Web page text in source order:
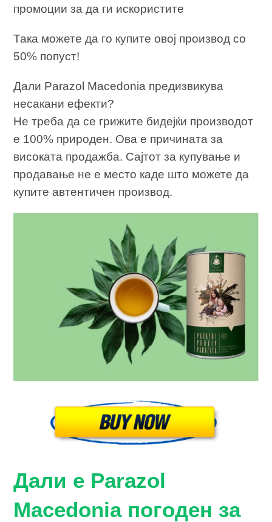
промоции за да ги искористите
Така можете да го купите овој производ со
50% попуст!
Дали Parazol Macedonia предизвикува
несакани ефекти?
Не треба да се грижите бидејќи производот
е 100% природен. Ова е причината за
високата продажба. Сајтот за купување и
продавање не е место каде што можете да
купите автентичен производ.
Дали е Parazol
Macedonia погоден за